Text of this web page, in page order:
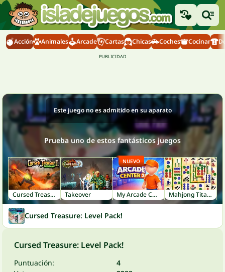
Acción Animales Arcade Cartas Chicas Coches Cocinar
Este juego no es admitido en su aparato
Prueba uno de estos fantásticos juegos
Cursed Treasure Takeover My Arcade Center 2
NUEVO
Mahjong Titans
Cursed Treasure: Level Pack!
Cursed Treasure: Level Pack!
Puntuación:
4